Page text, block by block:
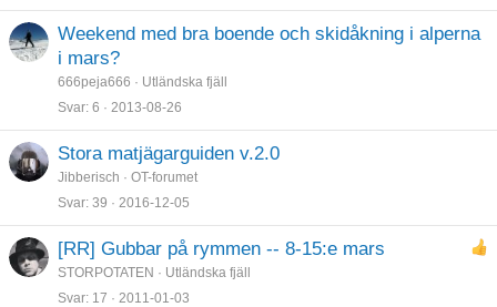
Weekend med bra boende och skidåkning i alperna
i mars?
666peja666
Utländska fjäll
Svar 6 2013-08-26
Stora matjägarguiden v.2.0
Jibberisch
OT-forumet
Svar 39 2016-12-05
[RR] Gubbar på rymmen -- 8-15:e mars
STORPOTATEN
Utländska fjäll
Svar 17 2011-01-03